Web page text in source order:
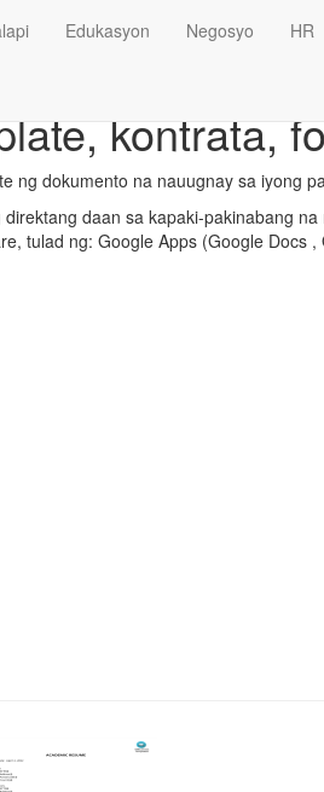
Edukasyon Negosyo HR
kontrata,
ng dokumento na nauugnay sa iyong
daan sa kapaki-pakinabang
tulad ng: Google Apps (Google Docs